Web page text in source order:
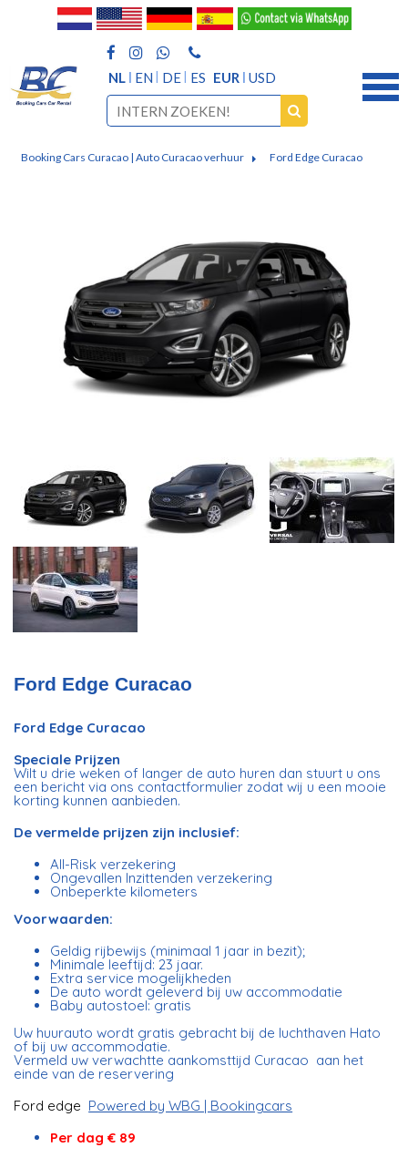
NL EN DE ES EUR USD
Booking Cars Curacao | Auto Curacao verhuur Ford Edge Curacao
Ford Edge Curacao
Ford Edge Curacao
Speciale Prijzen
Wilt u drie weken of langer de auto huren dan stuurt u ons
een bericht via ons contactformulier zodat wij u een mooie
korting kunnen aanbieden.
De vermelde prijzen zijn inclusief:
All-Risk verzekering
Ongevallen Inzittenden verzekering
Onbeperkte kilometers
Voorwaarden:
Geldig rijbewijs (minimaal 1 jaar in bezit);
Minimale leeftijd: 23 jaar.
Extra service mogelijkheden
De auto wordt geleverd bij uw accommodatie
Baby autostoel: gratis
Uw huurauto wordt gratis gebracht bij de luchthaven Hato
of bij uw accommodatie.
Vermeld uw verwachtte aankomsttijd Curacao aan het
einde van de reservering
Ford edge Powered by WBG | Bookingcars
Per dag € 89